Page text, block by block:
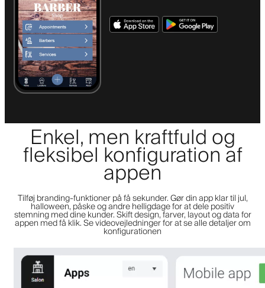
Enkel, men kraftfuld og
fleksibel konfiguration af
appen
Tilføj branding-funktioner på få sekunder. Gør din app klar til jul,
halloween, påske og andre helligdage for at dele positiv
stemning med dine kunder. Skift design, farver, layout og data for
appen med få klik. Se videovejledninger for at se alle detaljer om
konfigurationen